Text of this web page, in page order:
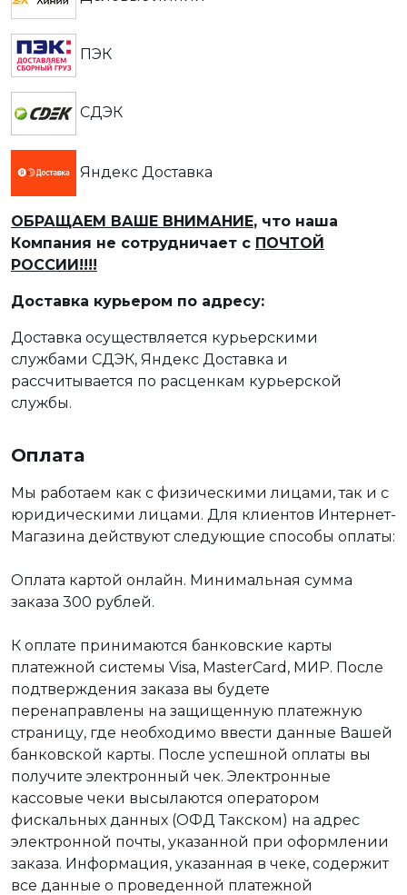
ПЭК
СДЭК
Яндекс Доставка
ОБРАЩАЕМ ВАШЕ ВНИМАНИЕ, что наша
Компания не сотрудничает с ПОЧТОЙ
РОССИИ!!!!
Доставка курьером по адресу:
Доставка осуществляется курьерскими
службами СДЭК, Яндекс Доставка и
рассчитывается по расценкам курьерской
службы.
Оплата
Мы работаем как с физическими лицами, так и с
юридическими лицами. Для клиентов Интернет-
Магазина действуют следующие способы оплаты:
Оплата картой онлайн. Минимальная сумма
заказа 300 рублей.
К оплате принимаются банковские карты
платежной системы Visa, MasterCard, МИР. После
подтверждения заказа вы будете
перенаправлены на защищенную платежную
страницу, где необходимо ввести данные Вашей
банковской карты. После успешной оплаты вы
получите электронный чек. Электронные
кассовые чеки высылаются оператором
фискальных данных (ОФД Такском) на адрес
электронной почты, указанной при оформлении
заказа. Информация, указанная в чеке, содержит
все данные о проведенной платежной